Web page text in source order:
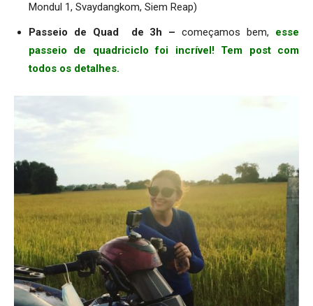
Mondul 1, Svaydangkom, Siem Reap)
Passeio de Quad de 3h –começamos bem, esse
passeio de quadriciclo foi incrível! Tem post com
todos os detalhes.